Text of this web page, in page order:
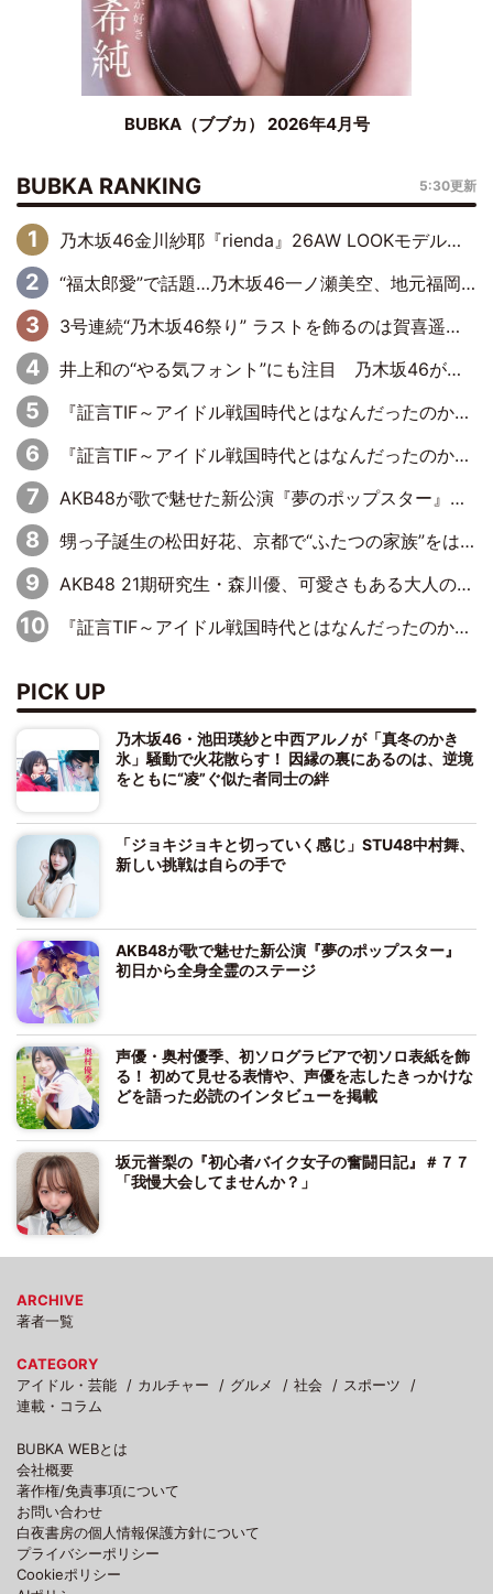
BUBKA（ブブカ） 2026年4月号
BUBKA RANKING 5:30更新
乃木坂46金川紗耶『rienda』26AW LOOKモデルに就任
“福太郎愛”で話題…乃木坂46一ノ瀬美空、地元福岡『めんべい25周年トップサポーター』に就任
3号連続“乃木坂46祭り” ラストを飾るのは賀喜遥香…5年ぶりの登場に「5年分大人になった私を見ていただけたら」
井上和の“やる気フォント”にも注目 乃木坂46が挑んだ書道パフォーマンスの舞台裏
『証言TIF～アイドル戦国時代とはなんだったのか～』第6回：でんぱ組.inc・古川未鈴×相沢梨紗「『ハロプロやりたかったな』って言ったら、夢眠ねむさんに『てめえはでんぱ組．incなんだよ！』って肩パンされて(笑)」
『証言TIF～アイドル戦国時代とはなんだったのか～』第11回：私立恵比寿中学・真山りか×安本彩花「TIFで10年ぶりのキョンシーメイクをしたら、場を完全に引かせてしまって。時代が変わったんだなって」
AKB48が歌で魅せた新公演『夢のポップスター』 初日から全身全霊のステージ
甥っ子誕生の松田好花、京都で“ふたつの家族”をはしご！ “母”黒谷友香に見送られ、“父”松岡昌宏とはハシゴ酒
AKB48 21期研究生・森川優、可愛さもある大人の女性に
『証言TIF～アイドル戦国時代とはなんだったのか～』第10回：さくら学院・武藤彩未×飯田らうら「正直、中3で辞めるというのを信じてなくて。そう言われてはいたけど、嘘でしょって」
PICK UP
乃木坂46・池田瑛紗と中西アルノが「真冬のかき
氷」騒動で火花散らす！ 因縁の裏にあるのは、逆境
をともに“凌”ぐ似た者同士の絆
「ジョキジョキと切っていく感じ」STU48中村舞、
新しい挑戦は自らの手で
AKB48が歌で魅せた新公演『夢のポップスター』
初日から全身全霊のステージ
声優・奥村優季、初ソログラビアで初ソロ表紙を飾
る！ 初めて見せる表情や、声優を志したきっかけな
どを語った必読のインタビューを掲載
坂元誉梨の『初心者バイク女子の奮闘日記』＃７７
「我慢大会してませんか？」
ARCHIVE
著者一覧
CATEGORY
アイドル・芸能
カルチャー グルメ 社会
スポーツ
連載・コラム
BUBKA WEBとは
会社概要
著作権/免責事項について
お問い合わせ
白夜書房の個人情報保護方針について
プライバシーポリシー
Cookieポリシー